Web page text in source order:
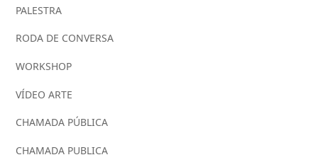
PALESTRA
RODA DE CONVERSA
WORKSHOP
VÍDEO ARTE
CHAMADA PÚBLICA
CHAMADA PUBLICA